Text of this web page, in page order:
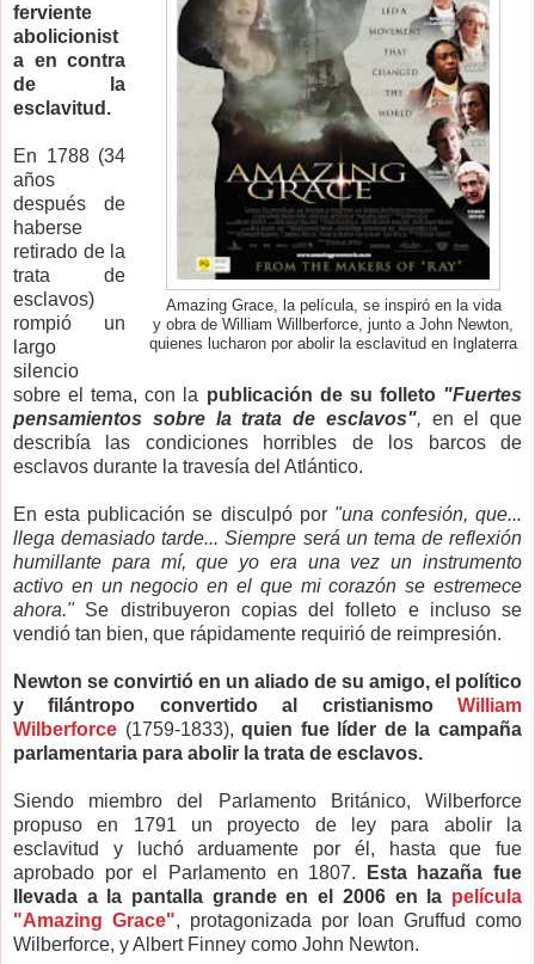
Amazing Grace, la película, se inspiró en la vida
y obra de William Willberforce, junto a John Newton,
quienes lucharon por abolir la esclavitud en Inglaterra
ferviente
abolicionist
a en contra
de la
esclavitud.
En 1788 (34
años
después de
haberse
retirado de la
trata de
esclavos)
rompió un
largo
silencio
sobre el tema, con la publicación de su folleto "Fuertes
pensamientos sobre la trata de esclavos", en el que
describía las condiciones horribles de los barcos de
esclavos durante la travesía del Atlántico.
En esta publicación se disculpó por "una confesión, que...
llega demasiado tarde... Siempre será un tema de reflexión
humillante para mí, que yo era una vez un instrumento
activo en un negocio en el que mi corazón se estremece
ahora." Se distribuyeron copias del folleto e incluso se
vendió tan bien, que rápidamente requirió de reimpresión.
Newton se convirtió en un aliado de su amigo, el político
y filántropo convertido al cristianismo William
Wilberforce (1759-1833), quien fue líder de la campaña
parlamentaria para abolir la trata de esclavos.
Siendo miembro del Parlamento Británico, Wilberforce
propuso en 1791 un proyecto de ley para abolir la
esclavitud y luchó arduamente por él, hasta que fue
aprobado por el Parlamento en 1807.
Esta hazaña fue
llevada a la pantalla grande en el 2006 en la película
"Amazing Grace", protagonizada por Ioan Gruffud como
Wilberforce, y Albert Finney como John Newton.